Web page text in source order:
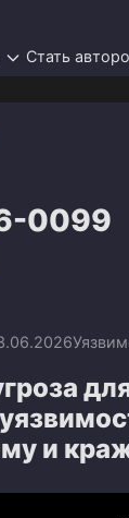
Стать
0099
и